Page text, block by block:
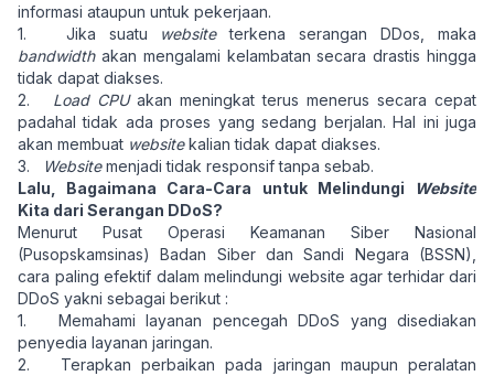
informasi ataupun untuk pekerjaan.
1. Jika suatu websiteterkena serangan DDos, maka
bandwidthakan mengalami kelambatan secara drastis hingga
tidak dapat diakses.
2. Load CPUakan meningkat terus menerus secara cepat
padahal tidak ada proses yang sedang berjalan. Hal ini juga
akan membuat websitekalian tidak dapat diakses.
3.
Websitemenjadi tidak responsif tanpa sebab.
Lalu, Bagaimana Cara-Cara untuk Melindungi
Website
Kita dari Serangan DDoS?
Menurut Pusat Operasi Keamanan Siber Nasional
(Pusopskamsinas) Badan Siber dan Sandi Negara (BSSN),
cara paling efektif dalam melindungi website agar terhidar dari
DDoS yakni sebagai berikut :
1. Memahami layanan pencegah DDoS yang disediakan
penyedia layanan jaringan.
2. Terapkan perbaikan pada jaringan maupun peralatan